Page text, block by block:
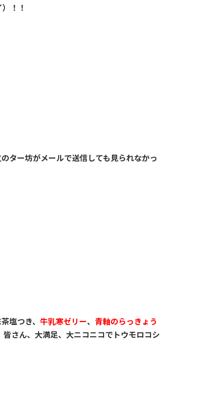
！！
ター坊がメールで送信しても見られなかっ
塩つき、 牛乳寒ゼリー、 青軸のらっきょう
さん、大満足、大ニコニコでトウモロコシ